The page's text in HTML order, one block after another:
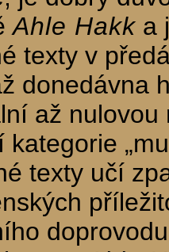
Ahle Hakk a
texty v
donedávna
až nulovou
kategorie
texty učí